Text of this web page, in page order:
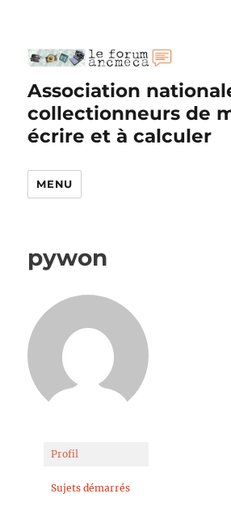
Association
collectionneurs de
écrire et à calculer
MENU
pywon
Profil
Sujets démarrés